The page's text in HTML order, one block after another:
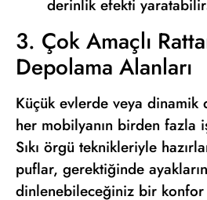
derinlik efekti
3. Çok Amaçlı
Depolama Alanları
Küçük evlerde veya dinamik
her mobilyanın birden fazla
Sıkı örgü teknikleriyle
puflar, gerektiğinde
dinlenebileceğiniz bir